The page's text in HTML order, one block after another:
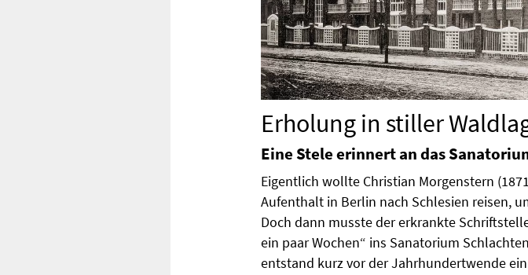
Erholung in stiller
Eine Stele erinnert an das
Eigentlich wollte Christian Morgenstern
Aufenthalt in Berlin nach Schlesien reisen,
Doch dann musste der erkrankte
ein paar Wochen“ ins Sanatorium
entstand kurz vor der Jahrhundertwende